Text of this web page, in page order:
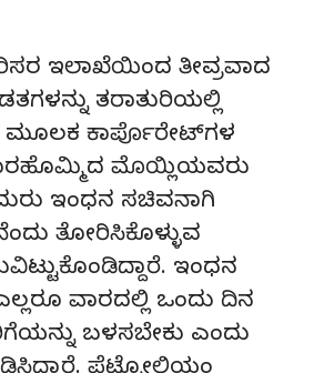
ಇಲಾಖೆಯಿಂದ ತೀವ್ರವಾದ
ತರಾತುರಿಯಲ್ಲಿ
ಮೂಲಕ ಕಾರ್ಪೊರೇಟ್‌ಗಳ
ಮೊಯ್ಲಿಯವರು
ಇಂಧನ ಸಚಿವನಾಗಿ
ತೋರಿಸಿಕೊಳ್ಳುವ
ಇಂಧನ
ವಾರದಲ್ಲಿ ಒಂದು ದಿನ
ಬಳಸಬೇಕು ಎಂದು